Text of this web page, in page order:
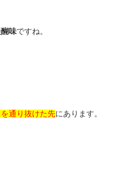
味ですね。
通り抜けた先にあります。